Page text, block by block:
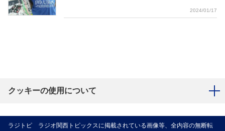
2024/01/17
クッキーの使用について
ラジトピ ラジオ関西トピックスに掲載されている画像等、全内容の無断転